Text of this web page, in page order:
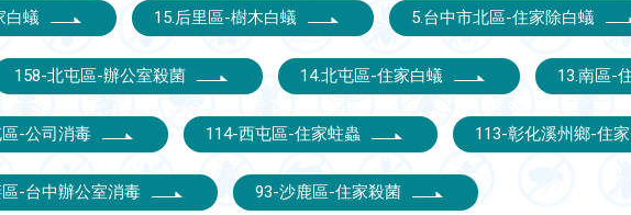
白蟻 15.后里區-樹木白蟻 5.台中市北區-住家除白蟻
158-北屯區-辦公室殺菌 14.北屯區-住家白蟻 13.南區-
-公司消毒 114-西屯區-住家蛀蟲 113-彰化溪州鄉-住
-台中辦公室消毒 93-沙鹿區-住家殺菌